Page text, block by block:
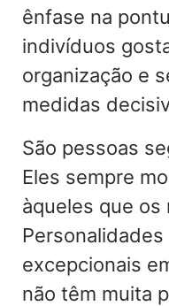
ênfase na
indivíduos
organização e
medidas
São pessoas
Eles sempre
àqueles que os
excepcionais
não têm muita